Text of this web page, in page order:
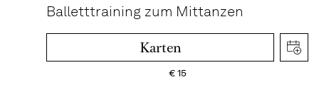
Balletttraining zum Mittanzen
Karten
€15